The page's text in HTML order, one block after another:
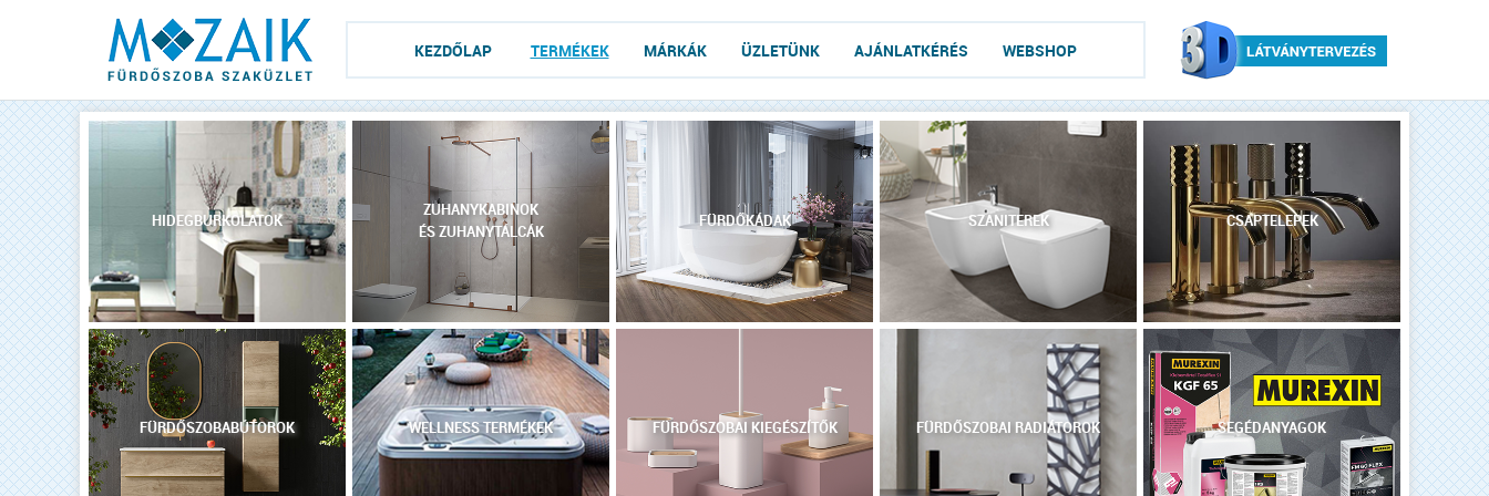
KEZDŐLAP TERMÉKEK MÁRKÁK ÜZLETÜNK AJÁNLATKÉRÉS WEBSHOP
HIDEGBURKOLATOK
ZUHANYKABINOK
ÉS ZUHANYTÁLCÁK
FÜRDŐKÁDAK SZANITEREK CSAPTELEPEK
FÜRDŐSZOBABÚTOROK WELLNESS TERMÉKEK FÜRDŐSZOBAI KIEGÉSZÍTŐK FÜRDŐSZOBAI RADIÁTOROK SEGÉDANYAGOK